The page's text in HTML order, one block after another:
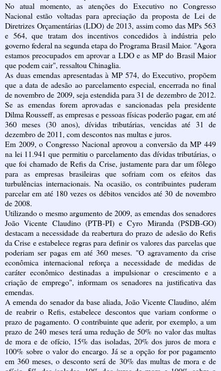
No atual momento, as atenções do Executivo no Congresso
Nacional estão voltadas para apreciação da proposta de Lei de
Diretrizes Orçamentárias (LDO) de 2013, assim como das MPs 563
e 564, que tratam dos incentivos concedidos à indústria pelo
governo federal na segunda etapa do Programa Brasil Maior. "Agora
estamos preocupados em aprovar a LDO e as MP do Brasil Maior
que podem cair", ressaltou Chinaglia.
As duas emendas apresentadas à MP 574, do Executivo, propõem
que a data de adesão ao parcelamento especial, encerrada no final
de novembro de 2009, seja estendida para 31 de dezembro de 2012.
Se as emendas forem aprovadas e sancionadas pela presidente
Dilma Rousseff, as empresas e pessoas físicas poderão pagar, em até
360 meses (30 anos), dívidas tributárias, vencidas até 31 de
dezembro de 2011, com descontos nas multas e juros.
Em 2009, o Congresso Nacional aprovou a conversão da MP 449
na lei 11.941 que permitiu o parcelamento das dívidas tributárias, o
que foi chamado de Refis da Crise, justamente para dar um fôlego
para as empresas brasileiras que sofriam com os efeitos das
turbulências internacionais. Na ocasião, os contribuintes puderam
parcelar em até 180 vezes os débitos vencidos até 30 de novembro
de 2008.
Utilizando o mesmo argumento de 2009, as emendas dos senadores
João Vicente Claudino (PTB-PI) e Cyro Miranda (PSDB-GO)
destacam a necessidade da reabertura do prazo de adesão do Refis
da Crise e estabelece regras para definir os valores das parcelas que
poderiam ser pagas em até 360 meses. "O agravamento da crise
econômica internacional reforça a necessidade de medidas de
caráter econômico destinadas a impulsionar o crescimento e a
criação de emprego", informam os senadores na justificativa das
emendas.
A emenda do senador da base aliada, João Vicente Claudino, além
de reabrir o Refis, estabelece descontos que variam conforme o
prazo de pagamento. O contribuinte que aderir, por exemplo, a um
prazo de 240 meses terá uma redução de 50% no valor das multas
de mora e de ofício, 15% das isoladas, 20% dos juros de mora e
100% sobre o valor do encargo. Já se a opção for por pagamento
em 360 meses, o desconto será de 30% das multas de mora e de